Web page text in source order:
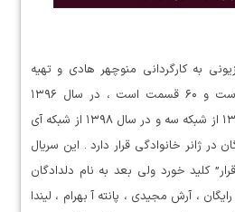
به کارگردانی منوچهر هادی و تهیه
کنندگی ایرج محمدی است و ۶۰ قسمت است ، در سال ۱۳۹۶
ساخته شد ، در سال ۱۳۹۷ از شبکه سه و در سال ۱۳۹۸ از شبکه آی
ژانر خانوادگی قرار دارد . این سریال
کلید خورد ولی بعد به نام دلدادگان
، آرش مجیدی ، پانته آ بهرام ، لیندا